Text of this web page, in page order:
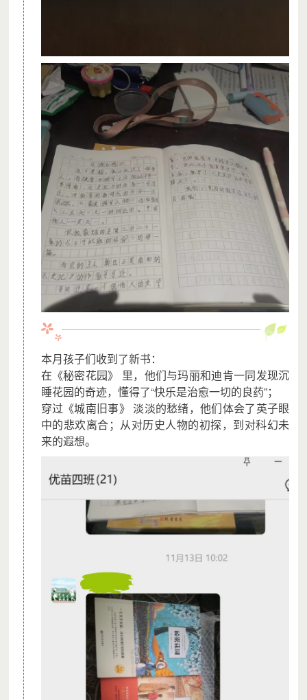
本月孩子们收到了新书：
在《秘密花园》 里，他们与玛丽和迪肯一同发现沉
睡花园的奇迹，懂得了“快乐是治愈一切的良药”；
穿过《城南旧事》 淡淡的愁绪，他们体会了英子眼
中的悲欢离合；从对历史人物的初探，到对科幻未
来的遐想。